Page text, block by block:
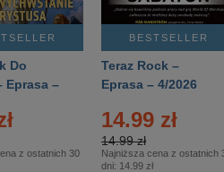
Do
Eprasa –
z ostatnich 30
BESTSELLER
Teraz Rock –
Eprasa – 4/2026
14.99 zł
14.99 zł
Najniższa cena z ostatnich
dni: 14.99 zł